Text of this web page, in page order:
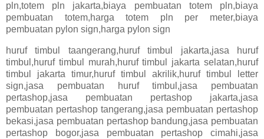
pln,totem pln jakarta,biaya pembuatan totem pln,biaya
pembuatan totem,harga totem pln per meter,biaya
pembuatan pylon sign,harga pylon sign
huruf timbul taangerang,huruf timbul jakarta,jasa huruf
timbul,huruf timbul murah,huruf timbul jakarta selatan,huruf
timbul jakarta timur,huruf timbul akrilik,huruf timbul letter
sign,jasa pembuatan huruf timbul,jasa pembuatan
pertashop,jasa pembuatan pertashop jakarta,jasa
pembuatan pertashop tangerang,jasa pembuatan pertashop
bekasi,jasa pembuatan pertashop bandung,jasa pembuatan
pertashop bogor,jasa pembuatan pertashop cimahi,jasa